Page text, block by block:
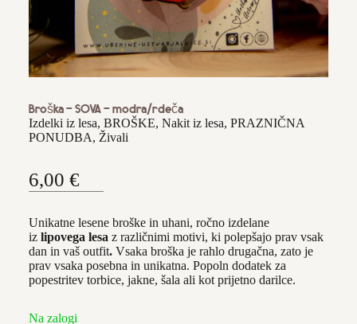
OSTALO
VEZENI IZDELKI
KVAČKANI IZDELKI
IZDELKI ZA SLAVJA & POSEBNE
IZDELKI ZA SLAVJE
VOŠČILNICE IN VIZITKE
DRUGI IZDELKI PO NAROČILU
PRAZNIČNA DECEMBRSKA PONUDBA
VZORCI BLAGA
Broška - SOVA - modra/rdeča
Izdelki iz lesa, BROŠKE, Nakit iz lesa, PRAZNIČNA
PONUDBA, Živali
6,00 €
Unikatne lesene broške in uhani, ročno izdelane
iz lipovega lesa z različnimi motivi, ki polepšajo prav vsak
dan in vaš outfit. Vsaka broška je rahlo drugačna, zato je
prav vsaka posebna in unikatna. Popoln dodatek za
popestritev torbice, jakne, šala ali kot prijetno darilce.
Na zalogi